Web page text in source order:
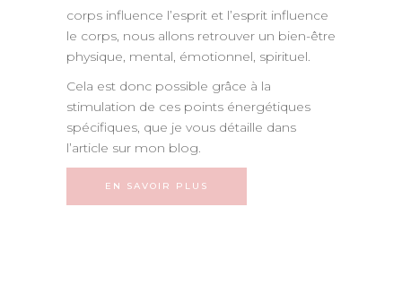
corps influence l’esprit et l’esprit influence
le corps, nous allons retrouver un bien-être
physique, mental, émotionnel, spirituel.
Cela est donc possible grâce à la
stimulation de ces points énergétiques
spécifiques, que je vous détaille dans
l’article sur mon blog.
EN SAVOIR PLUS